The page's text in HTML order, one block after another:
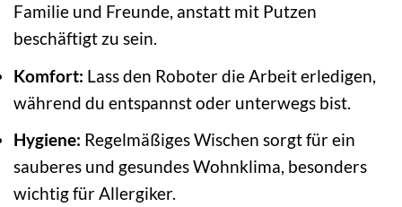
Familie und Freunde, anstatt mit Putzen
beschäftigt zu sein.
Komfort: Lass den Roboter die Arbeit erledigen,
während du entspannst oder unterwegs bist.
Hygiene: Regelmäßiges Wischen sorgt für ein
sauberes und gesundes Wohnklima, besonders
wichtig für Allergiker.